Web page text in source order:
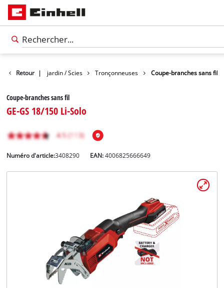
Italiano
Retour |
Cisailles de jardin / Scies Tronçonneuses Coupe-branches sans fil
Coupe-branches sans fil
GE-GS 18/150 Li-Solo
Numéro d'article:3408290 EAN:4006825666649